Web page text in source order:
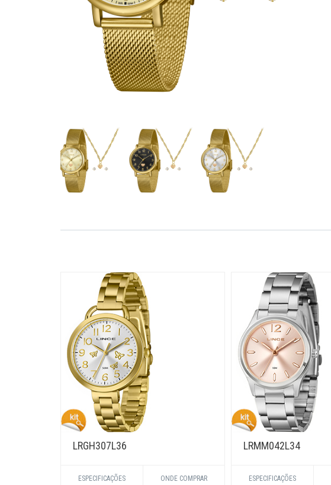
LRGH307L36
ESPECIFICAÇÕES ONDE COMPRAR
LRMM042L34
ESPECIFICAÇÕES